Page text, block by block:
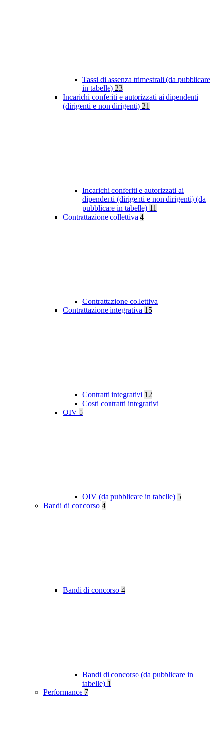
Tassi di assenza trimestrali (da pubblicare
in tabelle) 23
Incarichi conferiti e autorizzati ai dipendenti
(dirigenti e non dirigenti) 21
Incarichi conferiti e autorizzati ai
dipendenti (dirigenti e non dirigenti) (da
pubblicare in tabelle) 11
Contrattazione collettiva 4
Contrattazione collettiva
Contrattazione integrativa 15
Contratti integrativi 12
Costi contratti integrativi
OIV 5
OIV (da pubblicare in tabelle) 5
Bandi di concorso 4
Bandi di concorso 4
Bandi di concorso (da pubblicare in
tabelle) 1
Performance 7